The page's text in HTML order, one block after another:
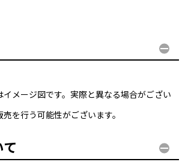
メージ図です。実際と異なる場合がござい
を行う可能性がございます。